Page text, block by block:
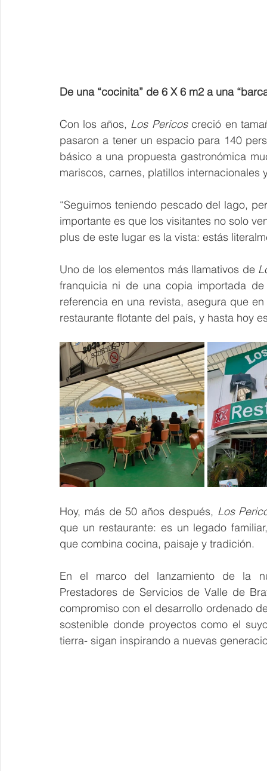
De una “cocinita” de 6 X 6 m2 a una
Con los años, Los Pericos creció en
pasaron a tener un espacio para 140
básico a una propuesta gastronómica
mariscos, carnes, platillos internacionales
“Seguimos teniendo pescado del lago,
importante es que los visitantes no solo
plus de este lugar es la vista: estás
Uno de los elementos más llamativos de
franquicia ni de una copia importada
referencia en una revista, asegura que
restaurante flotante del país, y hasta hoy
Hoy, más de 50 años después, Los
que un restaurante: es un legado
que combina cocina, paisaje y tradición.
En el marco del lanzamiento de la
Prestadores de Servicios de Valle de
compromiso con el desarrollo ordenado
sostenible donde proyectos como el
tierra- sigan inspirando a nuevas